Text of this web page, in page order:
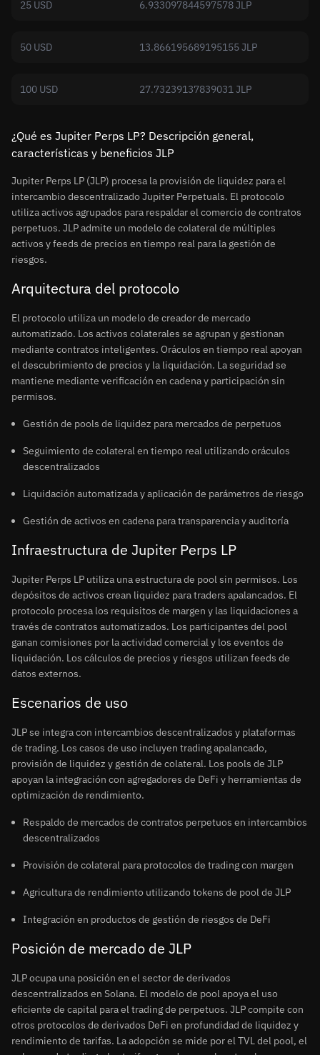
25 USD 6.933097844597578 JLP
50 USD 13.866195689195155 JLP
100 USD 27.73239137839031 JLP
¿Qué es Jupiter Perps LP? Descripción general,
características y beneficios JLP
Jupiter Perps LP (JLP) procesa la provisión de liquidez para el
intercambio descentralizado Jupiter Perpetuals. El protocolo
utiliza activos agrupados para respaldar el comercio de contratos
perpetuos. JLP admite un modelo de colateral de múltiples
activos y feeds de precios en tiempo real para la gestión de
riesgos.
Arquitectura del protocolo
El protocolo utiliza un modelo de creador de mercado
automatizado. Los activos colaterales se agrupan y gestionan
mediante contratos inteligentes. Oráculos en tiempo real apoyan
el descubrimiento de precios y la liquidación. La seguridad se
mantiene mediante verificación en cadena y participación sin
permisos.
Gestión de pools de liquidez para mercados de perpetuos
Seguimiento de colateral en tiempo real utilizando oráculos
descentralizados
Liquidación automatizada y aplicación de parámetros de riesgo
Gestión de activos en cadena para transparencia y auditoría
Infraestructura de Jupiter Perps LP
Jupiter Perps LP utiliza una estructura de pool sin permisos. Los
depósitos de activos crean liquidez para traders apalancados. El
protocolo procesa los requisitos de margen y las liquidaciones a
través de contratos automatizados. Los participantes del pool
ganan comisiones por la actividad comercial y los eventos de
liquidación. Los cálculos de precios y riesgos utilizan feeds de
datos externos.
Escenarios de uso
JLP se integra con intercambios descentralizados y plataformas
de trading. Los casos de uso incluyen trading apalancado,
provisión de liquidez y gestión de colateral. Los pools de JLP
apoyan la integración con agregadores de DeFi y herramientas de
optimización de rendimiento.
Respaldo de mercados de contratos perpetuos en intercambios
descentralizados
Provisión de colateral para protocolos de trading con margen
Agricultura de rendimiento utilizando tokens de pool de JLP
Integración en productos de gestión de riesgos de DeFi
Posición de mercado de JLP
JLP ocupa una posición en el sector de derivados
descentralizados en Solana. El modelo de pool apoya el uso
eficiente de capital para el trading de perpetuos. JLP compite con
otros protocolos de derivados DeFi en profundidad de liquidez y
rendimiento de tarifas. La adopción se mide por el TVL del pool, el